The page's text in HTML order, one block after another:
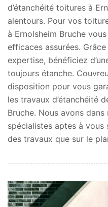
d’étanchéité toitures à
alentours. Pour vos
à Ernolsheim Bruche
efficaces assurées.
expertise, bénéficiez
toujours étanche.
disposition pour vous
les travaux d’étanchéité
Bruche. Nous avons
spécialistes aptes à
des travaux que sur le